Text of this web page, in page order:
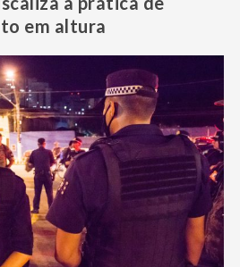
em altura